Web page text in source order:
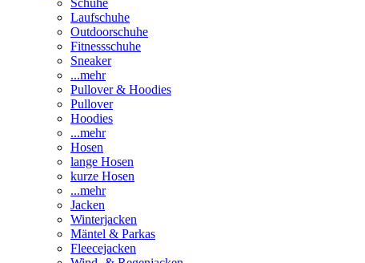
Schuhe
Laufschuhe
Outdoorschuhe
Fitnessschuhe
Sneaker
...mehr
Pullover & Hoodies
Pullover
Hoodies
...mehr
Hosen
lange Hosen
kurze Hosen
...mehr
Jacken
Winterjacken
Mäntel & Parkas
Fleecejacken